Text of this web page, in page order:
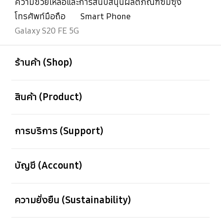
โทรศัพท์มือถือ
Smart Phone
Galaxy S20 FE 5G
ร้านค้า (Shop)
สินค้า (Product)
การบริการ (Support)
บัญชี (Account)
ความยั่งยืน (Sustainability)